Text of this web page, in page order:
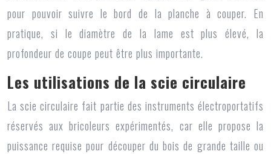
pour pouvoir suivre le bord de la planche à couper. En
pratique, si le diamètre de la lame est plus élevé, la
profondeur de coupe peut être plus importante.
Les utilisations de la scie circulaire
Lascie circulaire fait partie des instruments électroportatifs
réservés aux bricoleurs expérimentés, car elle propose la
puissance requise pour découper du bois de grande taille ou